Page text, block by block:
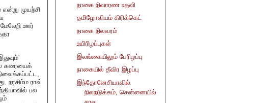
முயற்சி
ஊர்
கரையைக்
நரசிம்ம ராவ்
பல
நாகை நிவாரண உதவி
தமிழோவியம் கிரிக்கெட்
நாகை நிலவரம்
உயிரிழப்புகள்
இலங்கையிலும் பேரிழப்பு
நாகையில் தீவிர இழப்பு
இந்தோனேசியாவில்
நிலநடுக்கம், சென்னையில்